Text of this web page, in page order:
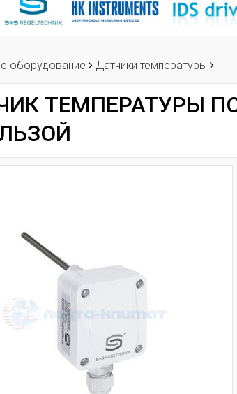
оборудование Датчики температуры
ТЕМПЕРАТУРЫ